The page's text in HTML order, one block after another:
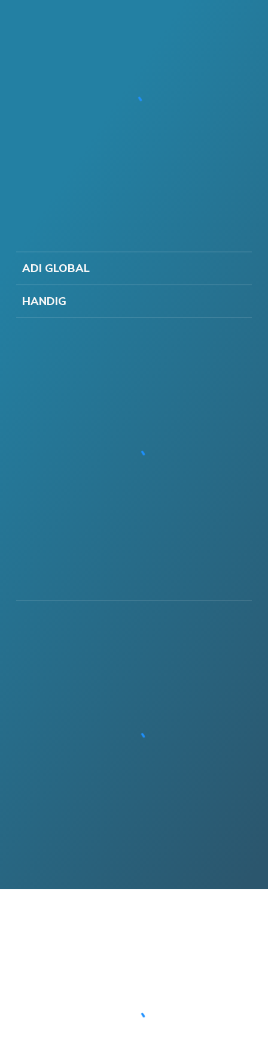
ADI GLOBAL
HANDIG